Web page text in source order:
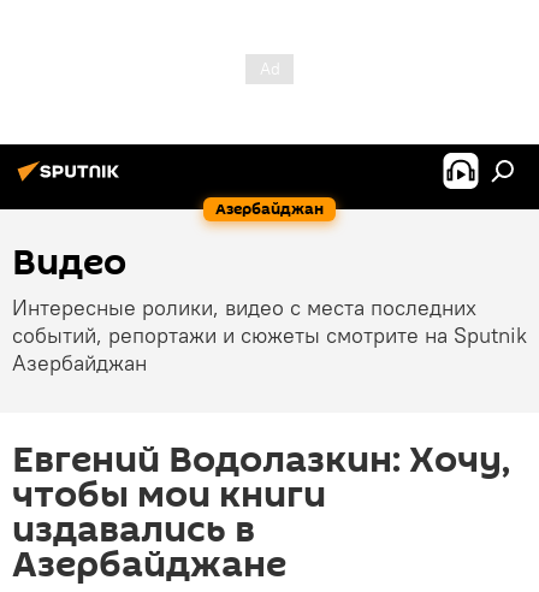
Азербайджан
Видео
Интересные ролики, видео с места последних
событий, репортажи и сюжеты смотрите на Sputnik
Азербайджан
Евгений Водолазкин: Хочу,
чтобы мои книги
издавались в
Азербайджане